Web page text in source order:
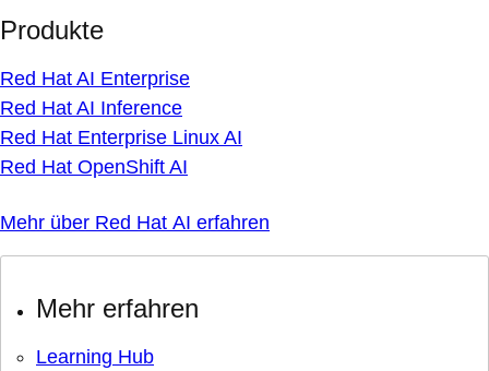
Produkte
Red Hat AI Enterprise
Red Hat AI Inference
Red Hat Enterprise Linux AI
Red Hat OpenShift AI
Mehr über Red Hat AI erfahren
Mehr erfahren
Learning Hub